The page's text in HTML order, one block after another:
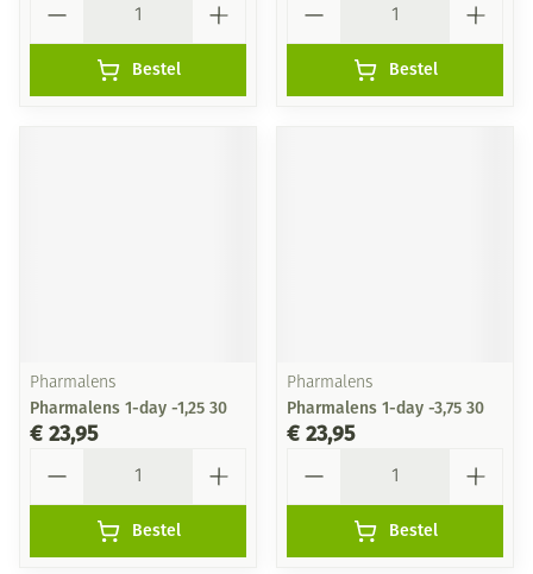
Bestel Bestel
Pharmalens
Pharmalens 1-day -1,25 30
€ 23,95
Bestel
Pharmalens
Pharmalens 1-day -3,75 30
€ 23,95
Bestel